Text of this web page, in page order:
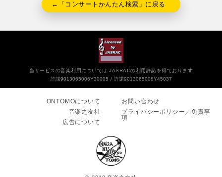
←「コンサートかんたん検索」に戻る
当サービスの音楽利用については JASRACの利用許諾を得ております
許諾9013065006Y30005
許諾9013065008Y45037
ONTOMOについて
音楽之友社
広告について
お問い合わせ
プライバシーポリシー／免責事
項